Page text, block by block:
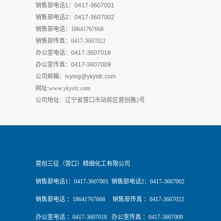
销售部电话1：0417-3607001
销售部电话2：0417-3607002
销售部电话：18641767668
销售部传真：0417-3607022
办公室电话：0417-3607018
办公室传真：0417-3607009
公司邮箱：
lvying@ykysfc.com
网址:www.ykysfc.com
公司地址：辽宁省营口市站前区营创路2号
营创三征（营口）精细化工有限公司
销售部电话1：0417-3607001 销售部电话2：0417-3607002
销售部电话 ：18641767668 销售部传真 ：0417-3607022
办公室电话 ：0417-3607018 办公室传真 ：0417-3607009